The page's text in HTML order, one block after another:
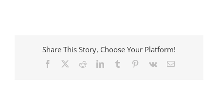
Share This Story, Choose Your Platform!
Facebook RedditLinkedInTumblr Pinterest
Vk
Correo